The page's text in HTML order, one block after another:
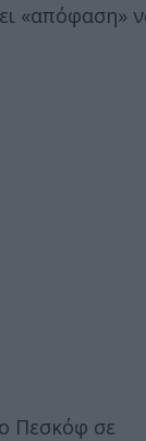
«απόφαση»
Πεσκόφ σε